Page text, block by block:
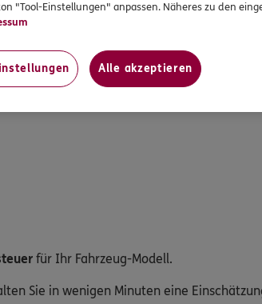
einfach berechnen
für Ihr Fahrzeug-Modell.
Sie in wenigen Minuten eine
"Tool-Einstellungen" anpassen. Näheres zu den
Alle akzeptieren